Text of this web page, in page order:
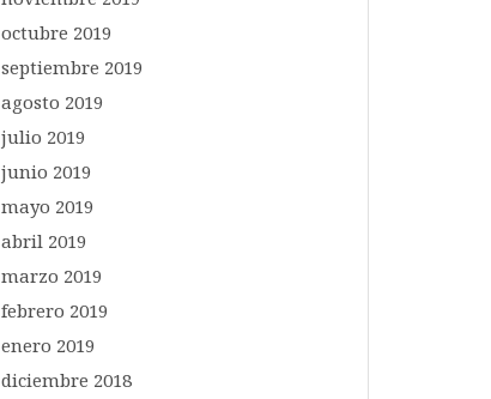
octubre 2019
septiembre 2019
agosto 2019
julio 2019
junio 2019
mayo 2019
abril 2019
marzo 2019
febrero 2019
enero 2019
diciembre 2018